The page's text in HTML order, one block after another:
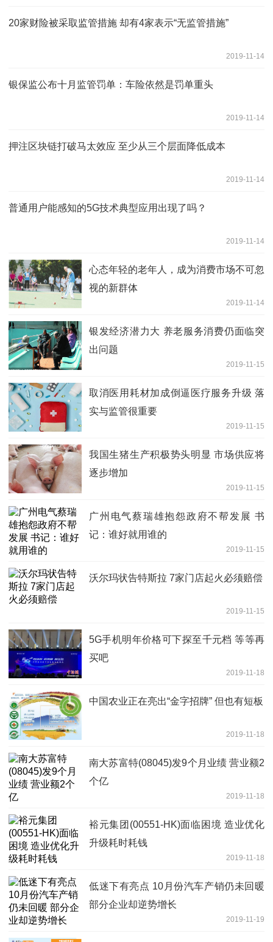
20家财险被采取监管措施 却有4家表示“无监管措施”
2019-11-14
银保监公布十月监管罚单：车险依然是罚单重头
2019-11-14
押注区块链打破马太效应 至少从三个层面降低成本
2019-11-14
普通用户能感知的5G技术典型应用出现了吗？
2019-11-14
心态年轻的老年人，成为消费市场不可忽
视的新群体
2019-11-14
银发经济潜力大 养老服务消费仍面临突
出问题
2019-11-15
取消医用耗材加成倒逼医疗服务升级 落
实与监管很重要
2019-11-15
我国生猪生产积极势头明显 市场供应将
逐步增加
2019-11-15
广州电气蔡瑞雄抱怨政府不帮发展 书
记：谁好就用谁的
2019-11-15
沃尔玛状告特斯拉 7家门店起火必须赔偿
2019-11-15
5G手机明年价格可下探至千元档 等等再
买吧
2019-11-18
中国农业正在亮出“金字招牌” 但也有短板
2019-11-18
南大苏富特(08045)发9个月业绩 营业额2
个亿
2019-11-18
裕元集团(00551-HK)面临困境 造业优化
升级耗时耗钱
2019-11-18
低迷下有亮点 10月份汽车产销仍未回暖
部分企业却逆势增长
2019-11-19